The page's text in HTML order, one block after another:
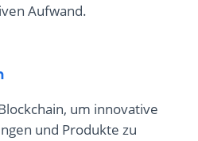
Aufwand.
um innovative
und Produkte zu